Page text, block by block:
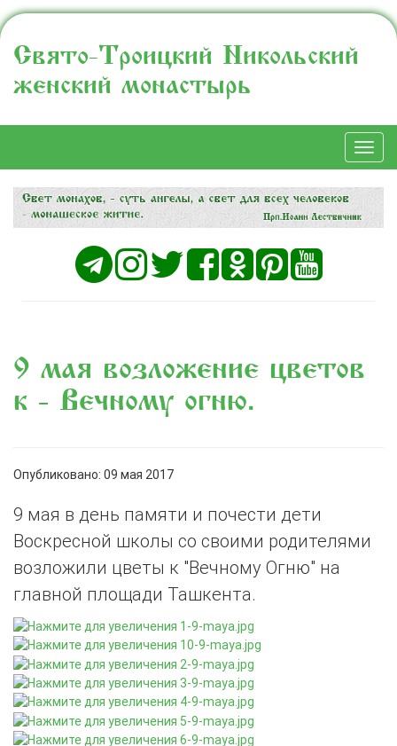
Свято-Троицкий Никольский
женский монастырь
9 мая возложение цветов
к - Вечному огню.
Опубликовано: 09 мая 2017
9 мая в день памяти и почести дети
Воскресной школы со своими родителями
возложили цветы к "Вечному Огню" на
главной площади Ташкента.